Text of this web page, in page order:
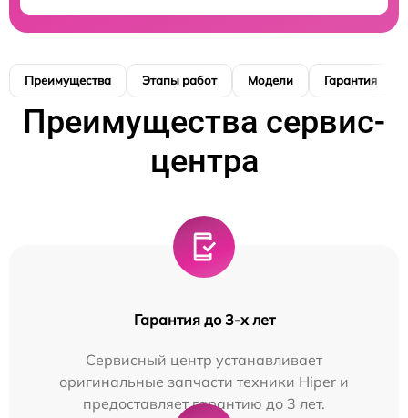
Преимущества Этапы работ Модели Гарантия
Преимущества сервис-
центра
Гарантия до 3-х лет
Сервисный центр устанавливает
оригинальные запчасти техники Hiper и
предоставляет гарантию до 3 лет.